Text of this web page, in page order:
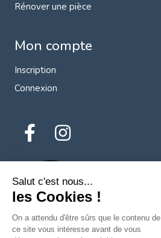
Rénover une pièce
Mon compte
Inscription
Connexion
Salut c'est nous...
les Cookies !
On a attendu d'être sûrs que le contenu de
ce site vous intéresse avant de vous